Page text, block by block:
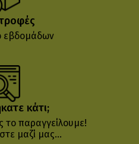
εβδομάδων
κάτι;
παραγγείλουμε!
μαζί μας...